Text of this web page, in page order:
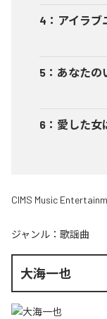
4 ： アイラブ
5 ： あなたの
6 ： 愛した女
CIMS Music
ジャンル： 歌謡曲
大海一也